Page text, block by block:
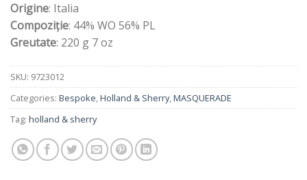
Origine: Italia
Compoziție: 44% WO 56% PL
Greutate: 220 g 7 oz
SKU: 9723012
Categories: Bespoke,Holland & Sherry,MASQUERADE
Tag: holland & sherry